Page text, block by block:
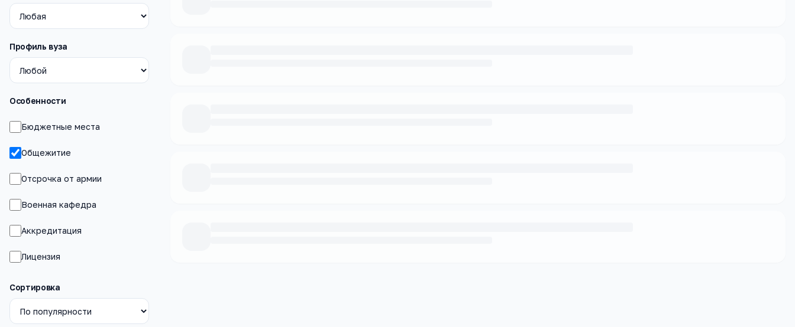
Профиль вуза
Особенности
Бюджетные места
Общежитие
Отсрочка от армии
Военная кафедра
Аккредитация
Лицензия
Сортировка